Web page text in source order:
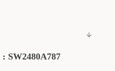
: SW2480A787